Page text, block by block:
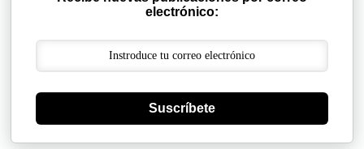
electrónico:
Suscríbete